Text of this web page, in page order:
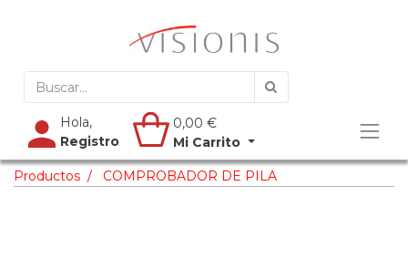
Hola,
Registro
0,00 €
Mi Carrito
Productos COMPROBADOR DE PILA